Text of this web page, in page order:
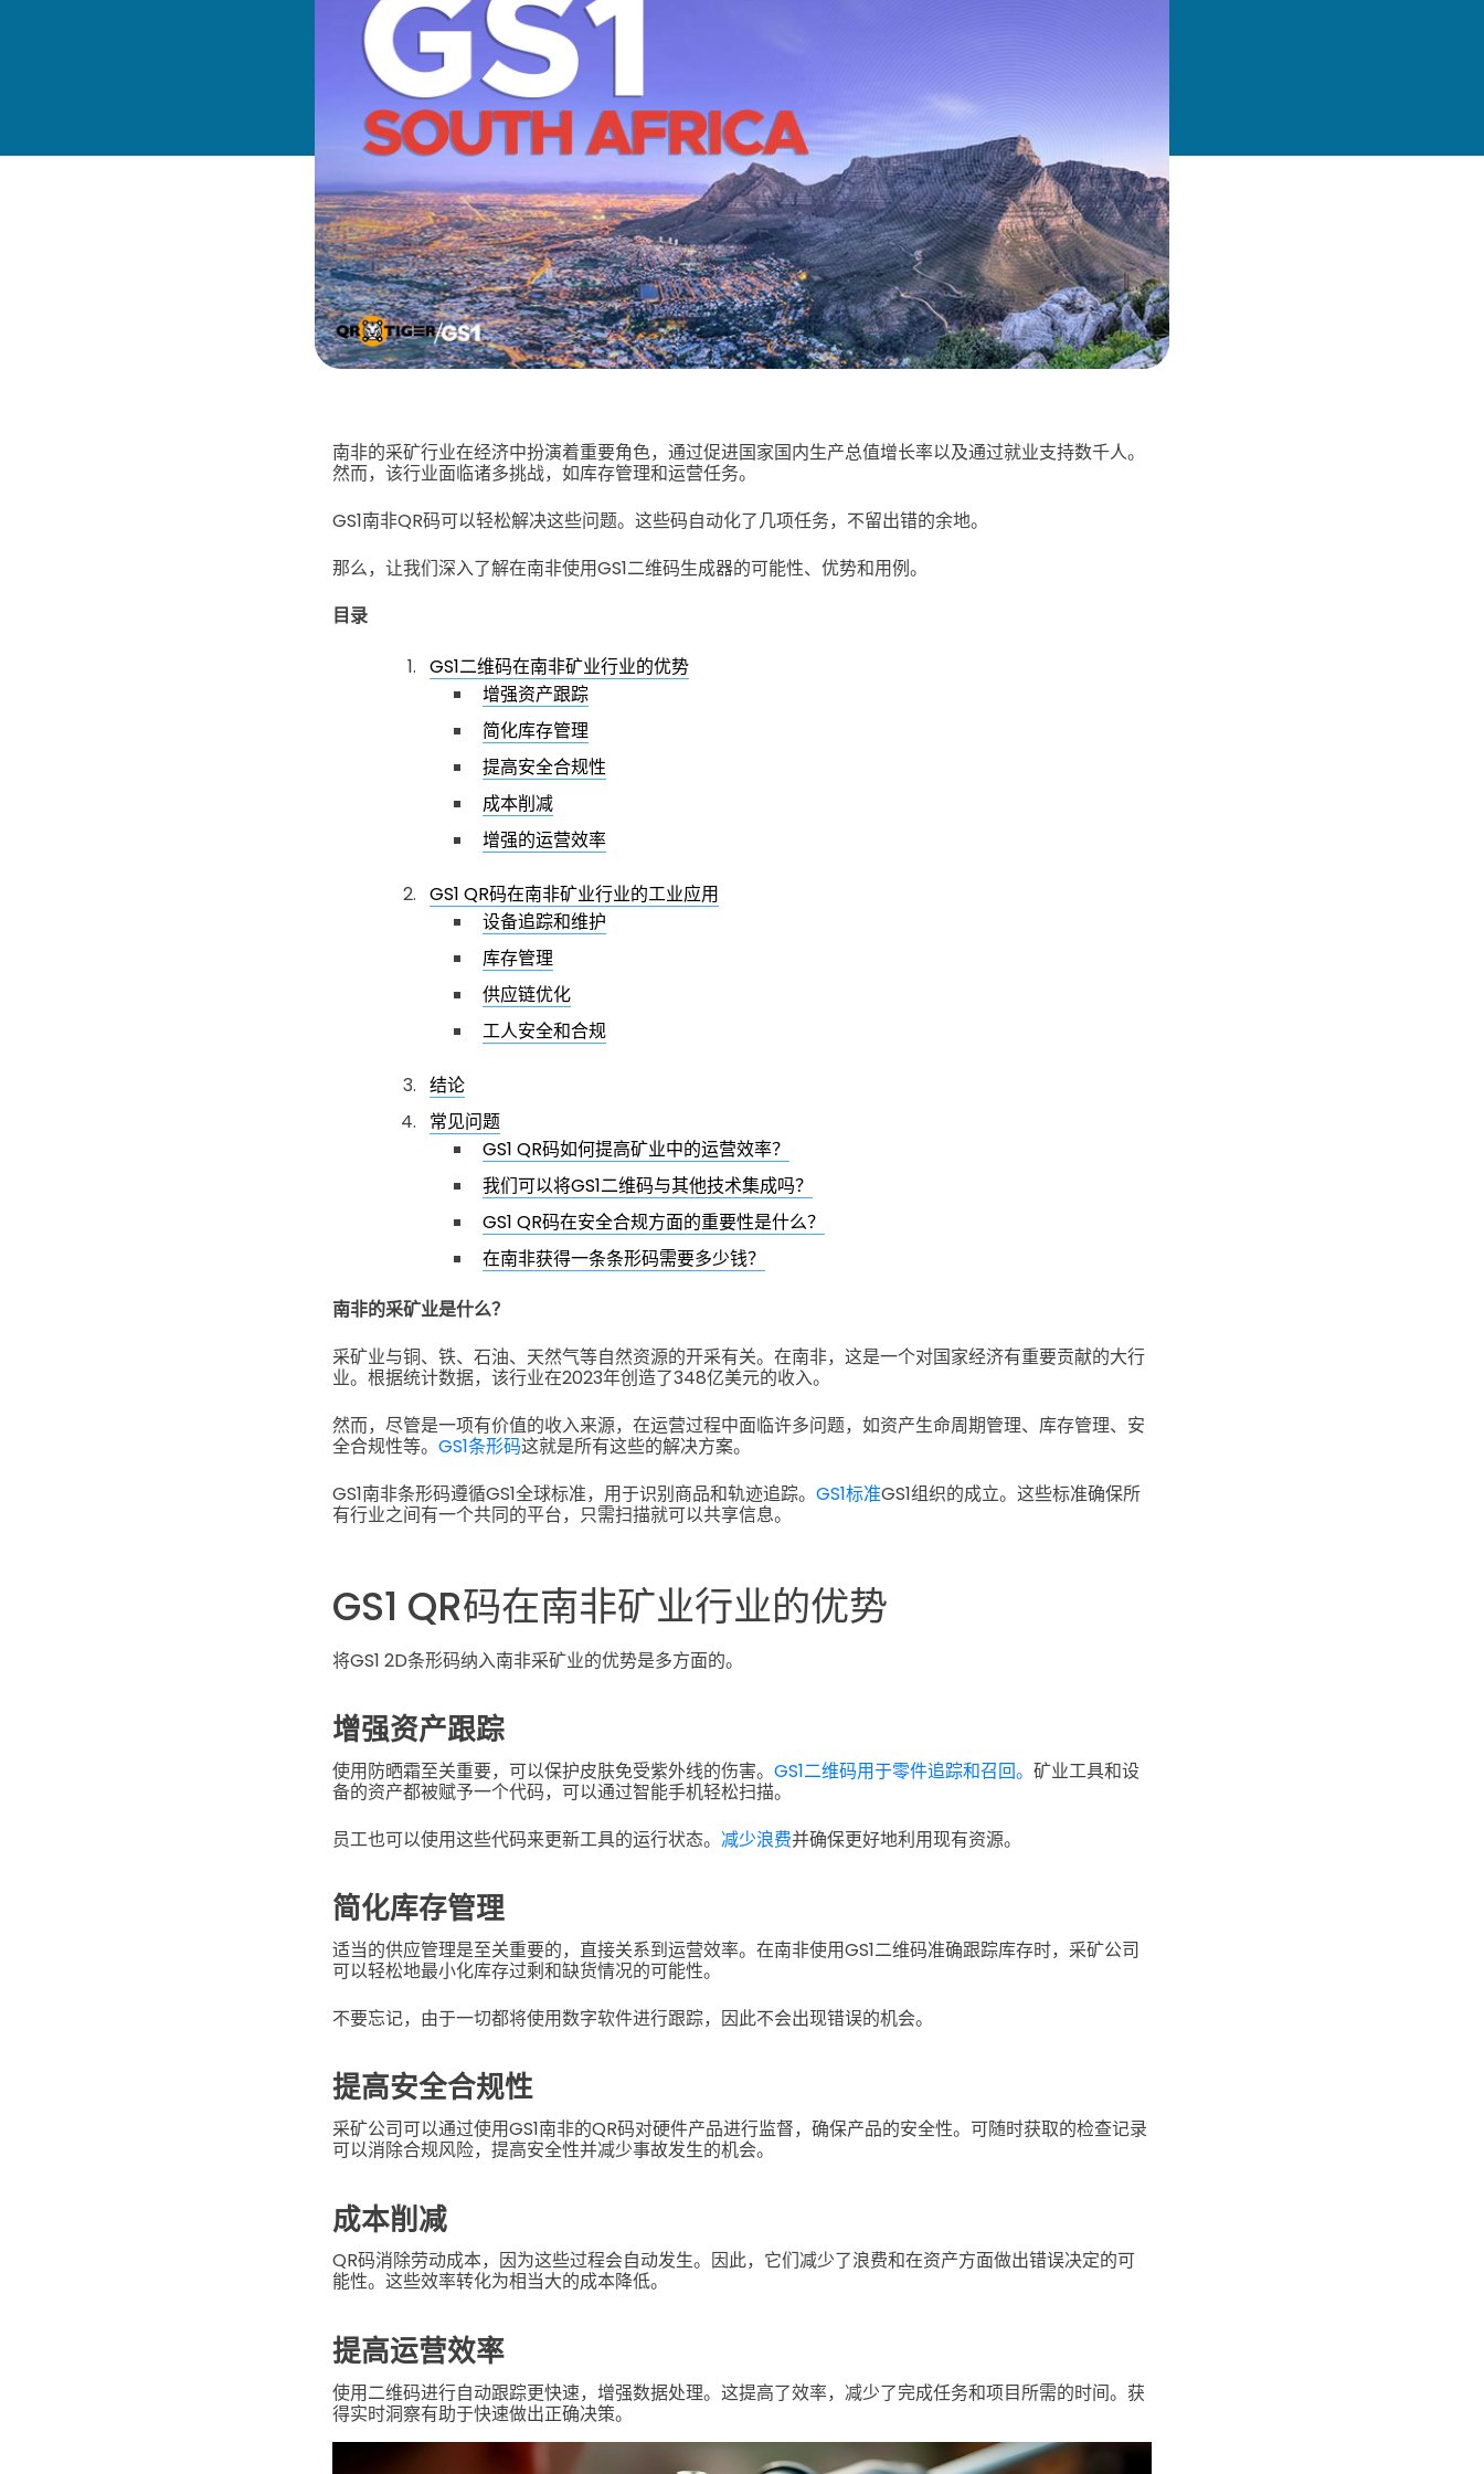
南非的采矿行业在经济中扮演着重要角色，通过促进国家国内生产总值增长率以及通过就业支持数千人。
然而，该行业面临诸多挑战，如库存管理和运营任务。
GS1南非QR码可以轻松解决这些问题。这些码自动化了几项任务，不留出错的余地。
那么，让我们深入了解在南非使用GS1二维码生成器的可能性、优势和用例。
目录
GS1二维码在南非矿业行业的优势
增强资产跟踪
简化库存管理
提高安全合规性
成本削减
增强的运营效率
GS1 QR码在南非矿业行业的工业应用
设备追踪和维护
库存管理
供应链优化
工人安全和合规
结论
常见问题
GS1 QR码如何提高矿业中的运营效率？
我们可以将GS1二维码与其他技术集成吗？
GS1 QR码在安全合规方面的重要性是什么？
在南非获得一条条形码需要多少钱？
南非的采矿业是什么？
采矿业与铜、铁、石油、天然气等自然资源的开采有关。在南非，这是一个对国家经济有重要贡献的大行
业。根据统计数据，该行业在2023年创造了348亿美元的收入。
然而，尽管是一项有价值的收入来源，在运营过程中面临许多问题，如资产生命周期管理、库存管理、安
全合规性等。 GS1条形码这就是所有这些的解决方案。
GS1南非条形码遵循GS1全球标准，用于识别商品和轨迹追踪。 GS1标准GS1组织的成立。这些标准确保所
有行业之间有一个共同的平台，只需扫描就可以共享信息。
GS1 QR码在南非矿业行业的优势
将GS1 2D条形码纳入南非采矿业的优势是多方面的。
增强资产跟踪
使用防晒霜至关重要，可以保护皮肤免受紫外线的伤害。 GS1二维码用于零件追踪和召回。 矿业工具和设
备的资产都被赋予一个代码，可以通过智能手机轻松扫描。
员工也可以使用这些代码来更新工具的运行状态。 减少浪费并确保更好地利用现有资源。
简化库存管理
适当的供应管理是至关重要的，直接关系到运营效率。在南非使用GS1二维码准确跟踪库存时，采矿公司
可以轻松地最小化库存过剩和缺货情况的可能性。
不要忘记，由于一切都将使用数字软件进行跟踪，因此不会出现错误的机会。
提高安全合规性
采矿公司可以通过使用GS1南非的QR码对硬件产品进行监督，确保产品的安全性。可随时获取的检查记录
可以消除合规风险，提高安全性并减少事故发生的机会。
成本削减
QR码消除劳动成本，因为这些过程会自动发生。因此，它们减少了浪费和在资产方面做出错误决定的可
能性。这些效率转化为相当大的成本降低。
提高运营效率
使用二维码进行自动跟踪更快速，增强数据处理。这提高了效率，减少了完成任务和项目所需的时间。获
得实时洞察有助于快速做出正确决策。